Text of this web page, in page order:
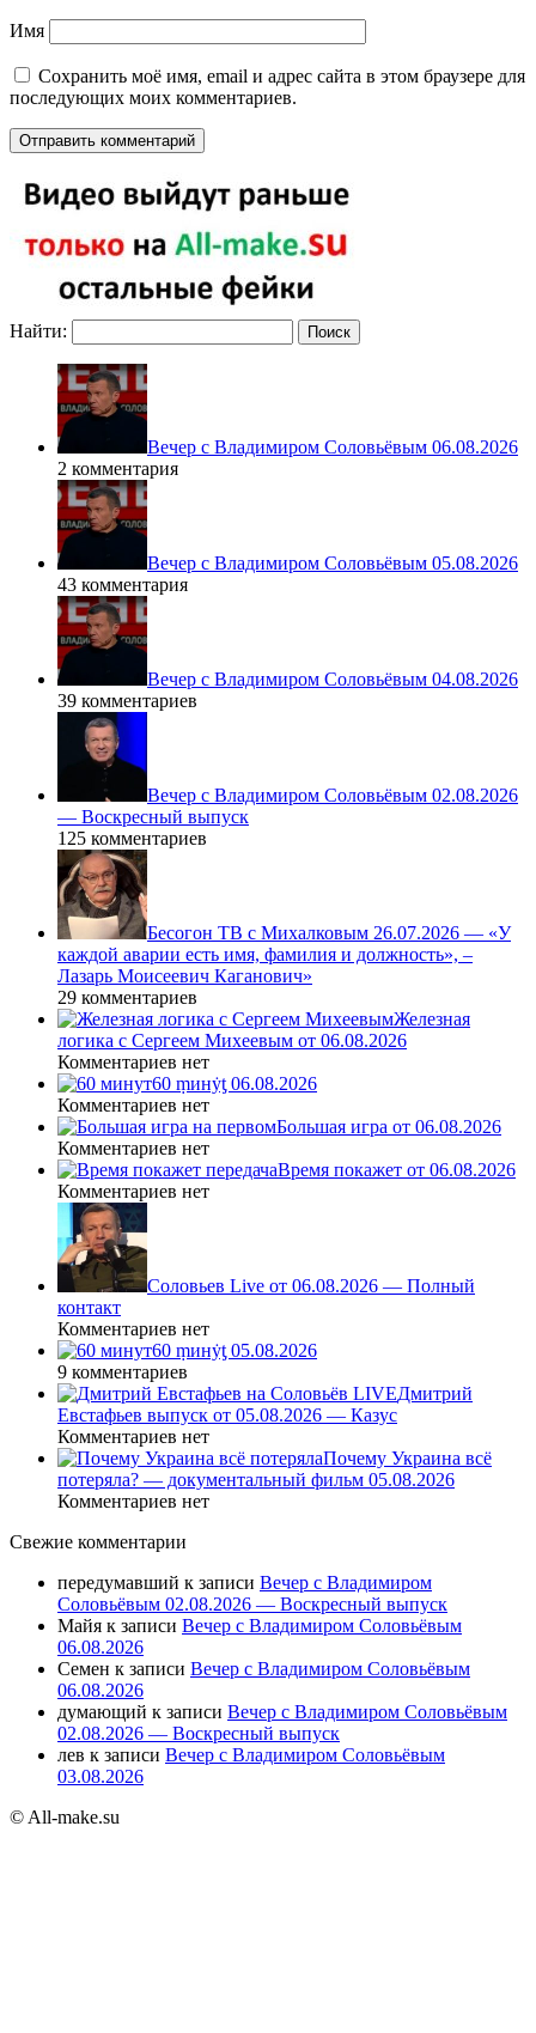
Имя
Сохранить моё имя, email и адрес сайта в этом браузере для
последующих моих комментариев.
Найти:
Вечер с Владимиром Соловьёвым 06.08.2026
2 комментария
Вечер с Владимиром Соловьёвым 05.08.2026
43 комментария
Вечер с Владимиром Соловьёвым 04.08.2026
39 комментариев
Вечер с Владимиром Соловьёвым 02.08.2026
— Воскресный выпуск
125 комментариев
Бесогон ТВ с Михалковым 26.07.2026 — «У
каждой аварии есть имя, фамилия и должность», –
Лазарь Моисеевич Каганович»
29 комментариев
Железная
логика с Сергеем Михеевым от 06.08.2026
Комментариев нет
60 ṃинẏƫ 06.08.2026
Комментариев нет
Большая игра от 06.08.2026
Комментариев нет
Время покажет от 06.08.2026
Комментариев нет
Соловьев Live от 06.08.2026 — Полный
контакт
Комментариев нет
60 ṃинẏƫ 05.08.2026
9 комментариев
Дмитрий
Евстафьев выпуск от 05.08.2026 — Казус
Комментариев нет
Почему Украина всё
потеряла? — документальный фильм 05.08.2026
Комментариев нет
Свежие комментарии
передумавший к записи Вечер с Владимиром
Соловьёвым 02.08.2026 — Воскресный выпуск
Майя к записи Вечер с Владимиром Соловьёвым
06.08.2026
Семен к записи Вечер с Владимиром Соловьёвым
06.08.2026
думающий к записи Вечер с Владимиром Соловьёвым
02.08.2026 — Воскресный выпуск
лев к записи Вечер с Владимиром Соловьёвым
03.08.2026
© All-make.su